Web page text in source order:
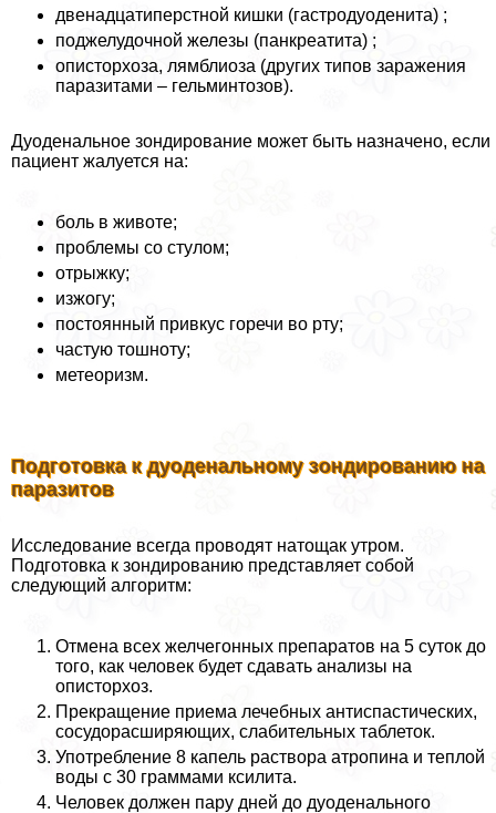
двенадцатиперстной кишки (гастродуоденита) ;
поджелудочной железы (панкреатита) ;
описторхоза, лямблиоза (других типов заражения
паразитами – гельминтозов).
Дуоденальное зондирование может быть назначено, если
пациент жалуется на:
боль в животе;
проблемы со стулом;
отрыжку;
изжогу;
постоянный привкус горечи во рту;
частую тошноту;
метеоризм.
Подготовка к дуоденальному зондированию на
паразитов
Исследование всегда проводят натощак утром.
Подготовка к зондированию представляет собой
следующий алгоритм:
Отмена всех желчегонных препаратов на 5 суток до
того, как человек будет сдавать анализы на
описторхоз.
Прекращение приема лечебных антиспастических,
сосудорасширяющих, слабительных таблеток.
Употрeбление 8 капель раствора атропина и теплой
воды с 30 граммами ксилита.
Человек должен пару дней до дуоденального